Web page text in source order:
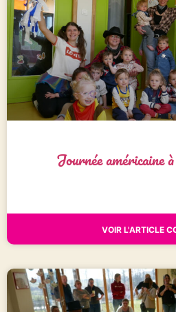
Journée américaine
VOIR L'ARTICLE